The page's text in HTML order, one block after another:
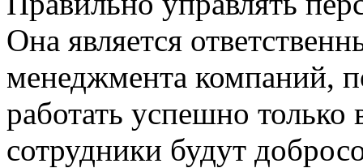
Она является
менеджмента компаний,
работать успешно только
сотрудники будут